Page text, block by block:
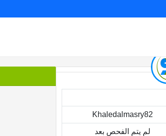
Khaledalmasry82
لم يتم الفحص بعد